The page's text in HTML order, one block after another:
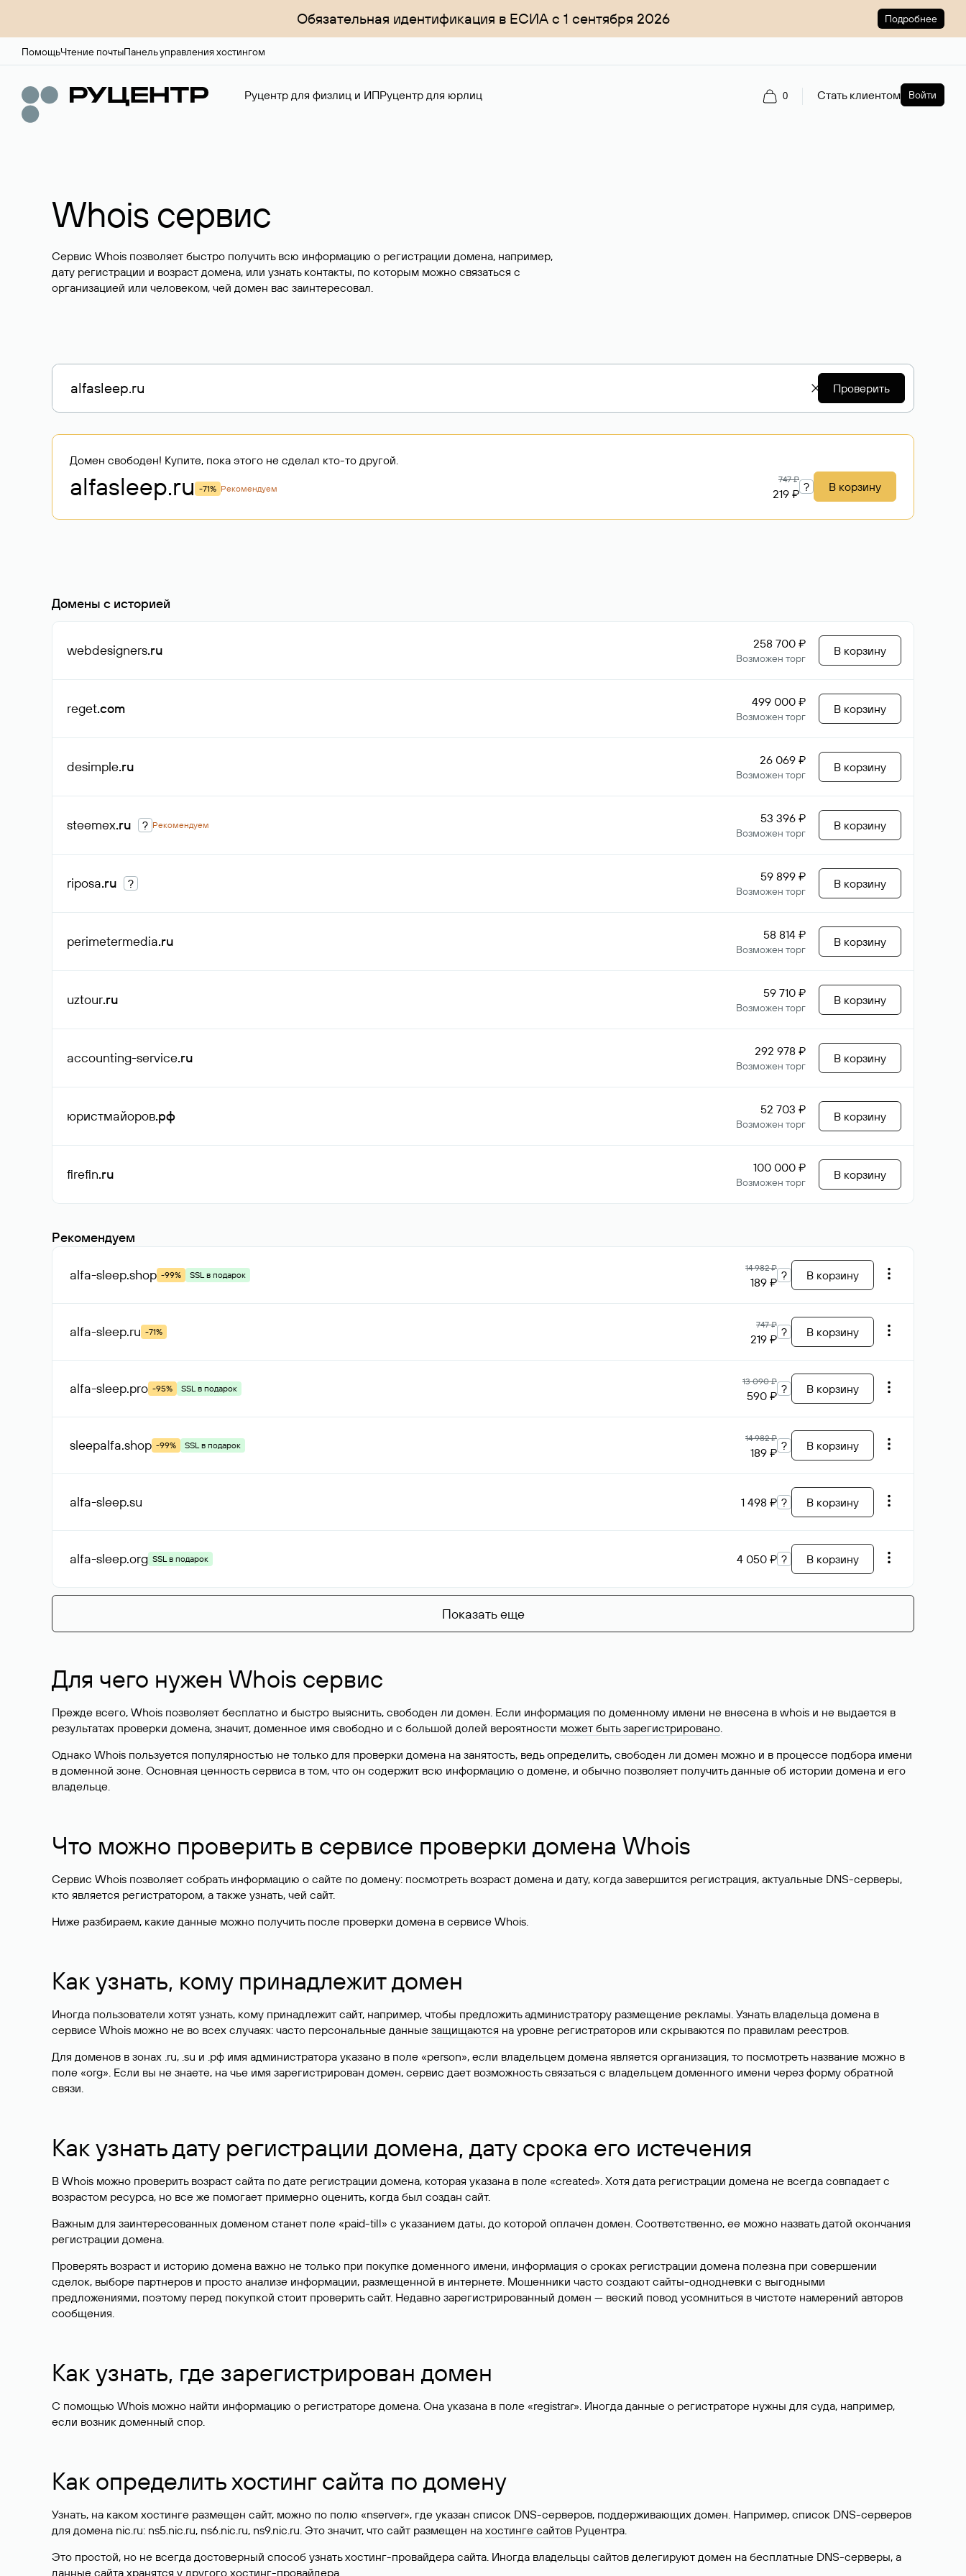
Обязательная идентификация в ЕСИА с 1 сентября 2026 Подробнее
ПомощьЧтение почтыПанель управления хостингом
Руцентр для физлиц и ИПРуцентр для юрлиц 0 Стать клиентом Войти
Whois сервис
Сервис Whois позволяет быстро получить всю информацию о регистрации домена, например,
дату регистрации и возраст домена, или узнать контакты, по которым можно связаться с
организацией или человеком, чей домен вас заинтересовал.
Проверить
Домен свободен! Купите, пока этого не сделал кто-то другой.
alfasleep.ru -71% Рекомендуем
747 ₽
219 ₽ ? В корзину
Домены с историей
webdesigners.ru 258 700 ₽
Возможен торг
В корзину
reget.com 499 000 ₽
Возможен торг
В корзину
desimple.ru 26 069 ₽
Возможен торг
В корзину
steemex.ru ? Рекомендуем 53 396 ₽
Возможен торг
В корзину
riposa.ru ? 59 899 ₽
Возможен торг
В корзину
perimetermedia.ru 58 814 ₽
Возможен торг
В корзину
uztour.ru 59 710 ₽
Возможен торг
В корзину
accounting-service.ru 292 978 ₽
Возможен торг
В корзину
юристмайоров.рф 52 703 ₽
Возможен торг
В корзину
firefin.ru 100 000 ₽
Возможен торг
В корзину
Рекомендуем
alfa-sleep.shop -99% SSL в подарок
14 982 ₽
189 ₽ ? В корзину
alfa-sleep.ru -71%
747 ₽
219 ₽ ? В корзину
alfa-sleep.pro -95% SSL в подарок
13 090 ₽
590 ₽ ? В корзину
sleepalfa.shop -99% SSL в подарок
14 982 ₽
189 ₽ ? В корзину
alfa-sleep.su 1 498 ₽ ? В корзину
alfa-sleep.org SSL в подарок 4 050 ₽ ? В корзину
Показать еще
Для чего нужен Whois сервис
Прежде всего, Whois позволяет бесплатно и быстро выяснить, свободен ли домен. Если информация по доменному имени не внесена в whois и не выдается в
результатах проверки домена, значит, доменное имя свободно и с большой долей вероятности может быть зарегистрировано.
Однако Whois пользуется популярностью не только для проверки домена на занятость, ведь определить, свободен ли домен можно и в процессе подбора имени
в доменной зоне. Основная ценность сервиса в том, что он содержит всю информацию о домене, и обычно позволяет получить данные об истории домена и его
владельце.
Что можно проверить в сервисе проверки домена Whois
Сервис Whois позволяет собрать информацию о сайте по домену: посмотреть возраст домена и дату, когда завершится регистрация, актуальные DNS-серверы,
кто является регистратором, а также узнать, чей сайт.
Ниже разбираем, какие данные можно получить после проверки домена в сервисе Whois.
Как узнать, кому принадлежит домен
Иногда пользователи хотят узнать, кому принадлежит сайт, например, чтобы предложить администратору размещение рекламы. Узнать владельца домена в
сервисе Whois можно не во всех случаях: часто персональные данные защищаются на уровне регистраторов или скрываются по правилам реестров.
Для доменов в зонах .ru, .su и .рф имя администратора указано в поле «person», если владельцем домена является организация, то посмотреть название можно в
поле «org». Если вы не знаете, на чье имя зарегистрирован домен, сервис дает возможность связаться с владельцем доменного имени через форму обратной
связи.
Как узнать дату регистрации домена, дату срока его истечения
В Whois можно проверить возраст сайта по дате регистрации домена, которая указана в поле «created». Хотя дата регистрации домена не всегда совпадает с
возрастом ресурса, но все же помогает примерно оценить, когда был создан сайт.
Важным для заинтересованных доменом станет поле «paid-till» с указанием даты, до которой оплачен домен. Соответственно, ее можно назвать датой окончания
регистрации домена.
Проверять возраст и историю домена важно не только при покупке доменного имени, информация о сроках регистрации домена полезна при совершении
сделок, выборе партнеров и просто анализе информации, размещенной в интернете. Мошенники часто создают сайты-однодневки с выгодными
предложениями, поэтому перед покупкой стоит проверить сайт. Недавно зарегистрированный домен — веский повод усомниться в чистоте намерений авторов
сообщения.
Как узнать, где зарегистрирован домен
С помощью Whois можно найти информацию о регистраторе домена. Она указана в поле «registrar». Иногда данные о регистраторе нужны для суда, например,
если возник доменный спор.
Как определить хостинг сайта по домену
Узнать, на каком хостинге размещен сайт, можно по полю «nserver», где указан список DNS-серверов, поддерживающих домен. Например, список DNS-серверов
для домена nic.ru: ns5.nic.ru, ns6.nic.ru, ns9.nic.ru. Это значит, что сайт размещен на хостинге сайтов Руцентра.
Это простой, но не всегда достоверный способ узнать хостинг-провайдера сайта. Иногда владельцы сайтов делегируют домен на бесплатные DNS-серверы, а
данные сайта хранятся у другого хостинг-провайдера.